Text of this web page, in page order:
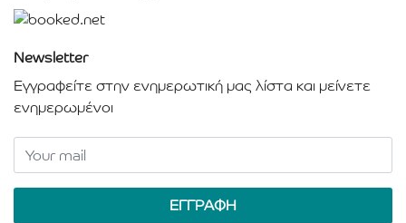
Newsletter
Εγγραφείτε στην ενημερωτική μας λίστα και μείνετε
ενημερωμένοι